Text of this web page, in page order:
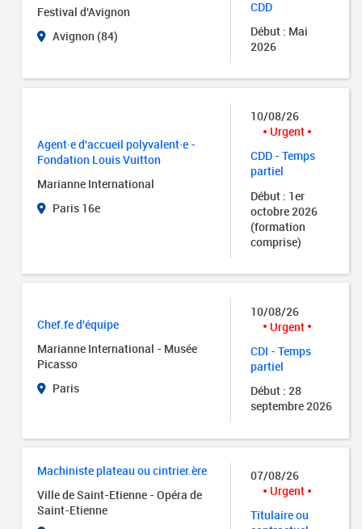
Festival d'Avignon
Avignon (84)
CDD
Début : Mai
2026
Agent·e d'accueil polyvalent·e -
Fondation Louis Vuitton
Marianne International
Paris 16e
10/08/26
Urgent
CDD - Temps
partiel
Début : 1er
octobre 2026
(formation
comprise)
Chef.fe d'équipe
Marianne International - Musée
Picasso
Paris
10/08/26
Urgent
CDI - Temps
partiel
Début : 28
septembre 2026
Machiniste plateau ou cintrier.ère
Ville de Saint-Etienne - Opéra de
Saint-Etienne
07/08/26
Urgent
Titulaire ou